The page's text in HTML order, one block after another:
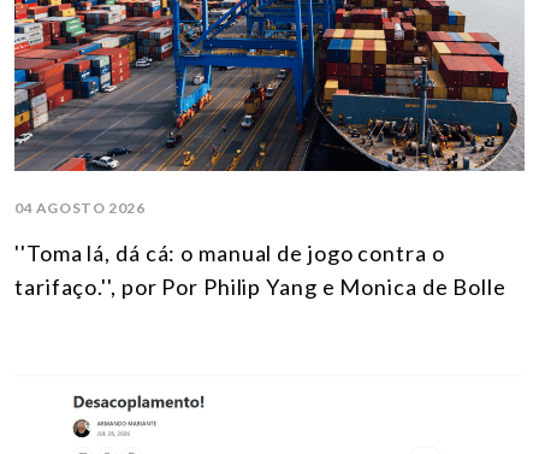
04 AGOSTO 2026
''Toma lá, dá cá: o manual de jogo contra o
tarifaço.'', por Por Philip Yang e Monica de Bolle